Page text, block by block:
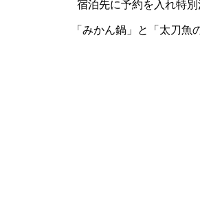
宿泊先に予約を入れ特
「みかん鍋」と「太刀魚